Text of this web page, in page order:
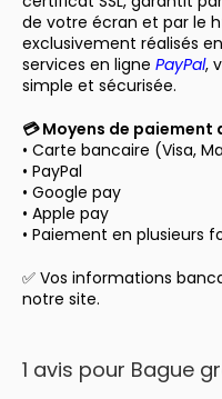
de votre écran et par le
exclusivement réalisés
services en ligne PayPal,
simple et sécurisée.
💳 Moyens de paiement
• Carte bancaire (Visa,
• PayPal
• Google pay
• Apple pay
• Paiement en plusieurs
✅ Vos informations
notre site.
1 avis pour Bague